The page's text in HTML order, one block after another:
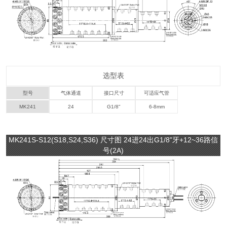
选型表
型号 气体通道 接口尺寸 可适应气管
MK241 24 G1/8" 6-8mm
MK241S-S12(S18,S24,S36) 尺寸图 24进24出G1/8"牙+12~36路信
号(2A)